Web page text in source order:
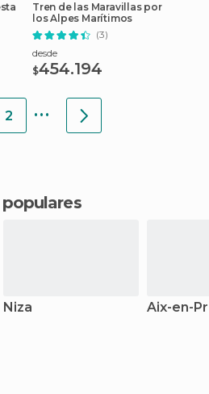
Tren de las Maravillas por
los Alpes Marítimos
(3)
desde
$454.194
2 ...
populares
Niza Aix-en-